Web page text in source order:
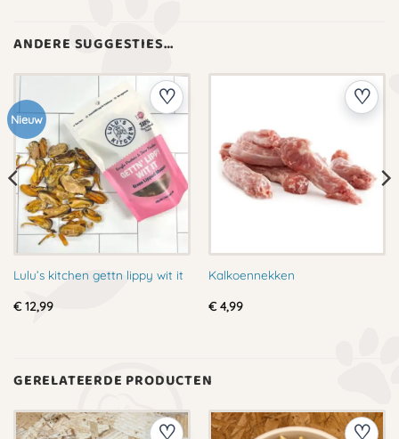
ANDERE SUGGESTIES…
Nieuw
Lulu’s kitchen gettn lippy wit it
€12,99
Kalkoennekken
€4,99
GERELATEERDE PRODUCTEN